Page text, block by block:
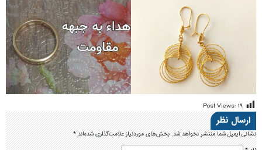
Post Views: ۱۹
ارسال نظر
نشانی ایمیل شما منتشر نخواهد شد.بخش‌های موردنیاز علامت‌گذاری شده‌اند*